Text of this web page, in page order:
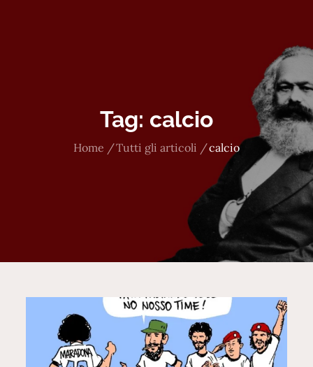
Tag: calcio
Home Tutti gli articoli calcio